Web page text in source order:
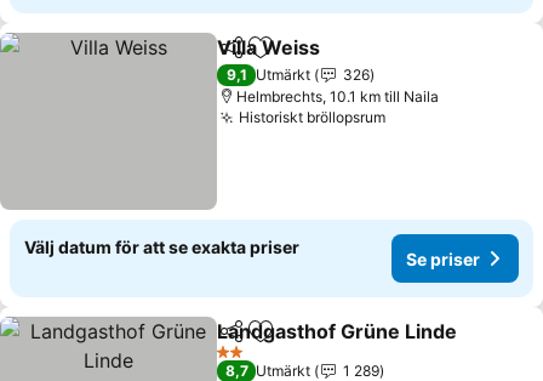
Dela Lägg till i Mina Favoriter
Villa Weiss
9,1 Utmärkt
326
Helmbrechts, 10.1 km till Naila
Historiskt bröllopsrum
Välj datum för att se exakta priser
Se priser
Dela Lägg till i Mina Favoriter
Landgasthof Grüne Linde
2 Stjärnor
8,7 Utmärkt
1 289